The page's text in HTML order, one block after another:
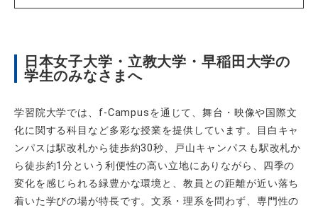
日本女子大学・立教大学・早稲田大学の
学生のみなさまへ
学習院大学では、f-Campusを通じて、舞台・映像や国際文
化に関する科目など多彩な授業を提供しています。目白キャ
ンパスは駅改札から徒歩約30秒、戸山キャンパスも駅改札か
ら徒歩約1分という利便性の高い立地にありながら、四季の
変化を感じられる緑豊かな環境と、教員との距離が近い落ち
着いた学びの場が特長です。文系・理系を問わず、専門性の